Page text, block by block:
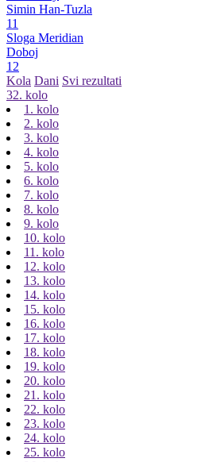
Simin Han-Tuzla
11
Sloga Meridian
Doboj
12
Kola Dani Svi rezultati
32. kolo
1. kolo
2. kolo
3. kolo
4. kolo
5. kolo
6. kolo
7. kolo
8. kolo
9. kolo
10. kolo
11. kolo
12. kolo
13. kolo
14. kolo
15. kolo
16. kolo
17. kolo
18. kolo
19. kolo
20. kolo
21. kolo
22. kolo
23. kolo
24. kolo
25. kolo